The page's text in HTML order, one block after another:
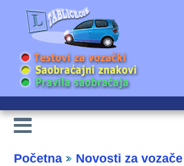
Početna
Novosti za vozače